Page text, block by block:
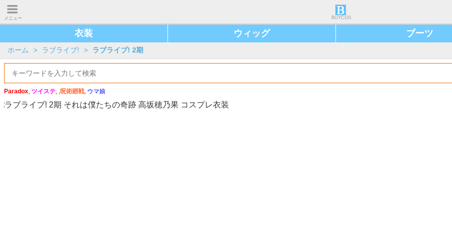
メニュー BUYCOS
衣装 ウィッグ ブーツ
ホーム > ラブライブ! > ラブライブ! 2期
Paradox, ツイステ, ,呪術廻戦, ウマ娘